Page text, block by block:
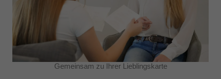
Gemeinsam zu Ihrer Lieblingskarte